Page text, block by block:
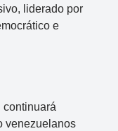
liderado por
e
continuará
venezuelanos